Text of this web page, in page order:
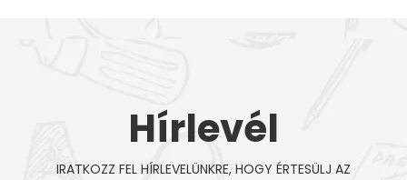
Hírlevél
IRATKOZZ FEL HÍRLEVELÜNKRE, HOGY ÉRTESÜLJ AZ